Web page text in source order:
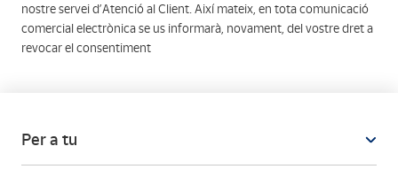
nostre servei d’Atenció al Client. Així mateix, en tota comunicació
comercial electrònica se us informarà, novament, del vostre dret a
revocar el consentiment
Per a tu